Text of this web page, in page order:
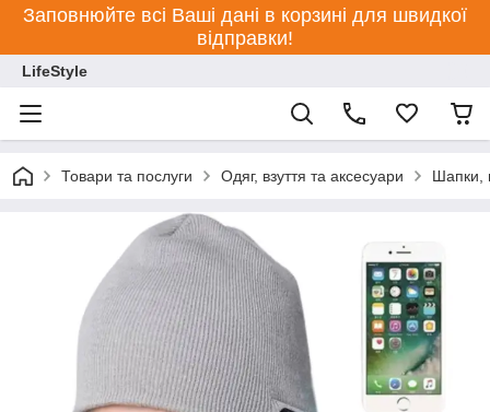
Заповнюйте всі Ваші дані в корзині для швидкої
відправки!
LifeStyle
Товари та послуги Одяг, взуття та аксесуари Шапки,